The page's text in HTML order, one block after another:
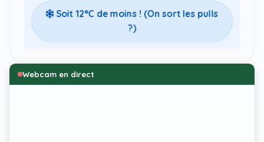
Soit 12°C de moins ! (On sort les pulls
?)
Webcam en direct